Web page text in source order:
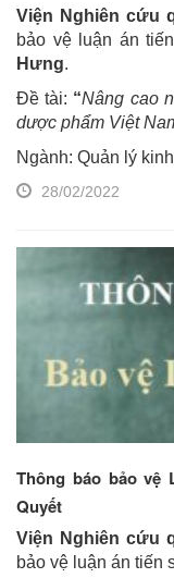
Viện Nghiên cứu
bảo vệ luận án
Hưng.
Đề tài: “Nâng cao
dược phẩm Việt
Ngành: Quản lý
28/02/2022
Thông báo bảo vệ
Quyết
Viện Nghiên cứu
bảo vệ luận án tiến